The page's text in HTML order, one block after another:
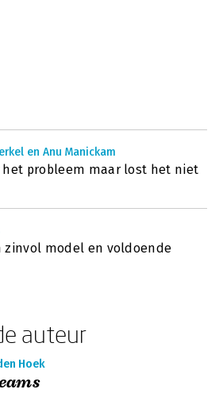
en Anu Manickam
het probleem maar lost het niet
zinvol model en voldoende
auteur
Hoek